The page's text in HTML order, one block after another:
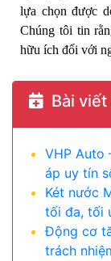
lựa chọn được
Chúng tôi tin
hữu ích đối với
Bài viết
VHP Auto
áp uy tín
Két nước
tối đa, tối
Động cơ
trách